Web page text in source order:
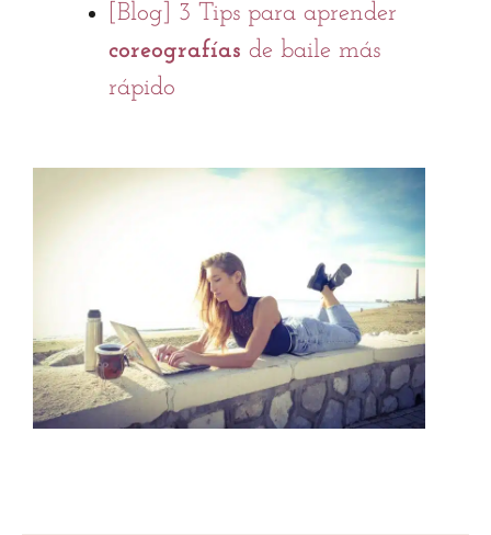
[Blog] 3 Tips para aprender
coreografías de baile más
rápido